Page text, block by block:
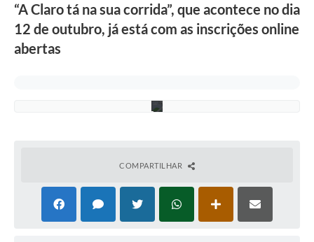
“A Claro tá na sua corrida”, que acontece no dia
12 de outubro, já está com as inscrições online
abertas
a
l
l
COMPARTILHAR